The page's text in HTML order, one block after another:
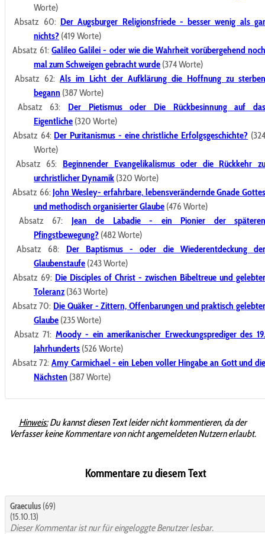
Worte)
Absatz 60: Der Augsburger Religionsfriede - besser wenig als
nichts? (419 Worte)
Absatz 61:Galileo Galilei - oder wie die Wahrheit vorübergehend
mal zum Schweigen gebracht wurde (374 Worte)
Absatz 62: Als im Licht der Aufklärung die Hoffnung zu sterben
begann (387 Worte)
Absatz 63: Der Pietismus oder Die Rückbesinnung auf das
Eigentliche (320 Worte)
Absatz 64: Der Puritanismus - eine christliche Erfolgsgeschichte?
Worte)
Absatz 65: Beginnender Evangelikalismus oder die Rückkehr zu
urchristlicher Dynamik (320 Worte)
Absatz 66: John Wesley- erfahrbare, lebensverändernde Gnade Gottes
und methodisch organisierter Glaube (476 Worte)
Absatz 67: Jean de Labadie - ein Pionier der späteren
Pfingstbewegung? (482 Worte)
Absatz 68: Der Baptismus - oder die Wiederentdeckung
Glaubenstaufe (243 Worte)
Absatz 69: Die Disciples of Christ - zwischen Bibeltreue und gelebter
Toleranz (363 Worte)
Absatz 70: Die Quäker - Zittern, Offenbarungen und praktisch
Glaube (235 Worte)
Absatz 71: Moody - ein amerikanischer Erweckungsprediger des
Jahrhunderts (526 Worte)
Absatz 72:Amy Carmichael - ein Leben voller Hingabe an Gott und
Nächsten (387 Worte)
Hinweis:Du kannst diesen Text leider nicht kommentieren, da der
Verfasser keine Kommentare von nicht angemeldeten Nutzern erlaubt.
Kommentare zu diesem Text
Graeculus (69)
(15.10.13)
Dieser Kommentar ist nur für eingeloggte Benutzer lesbar.